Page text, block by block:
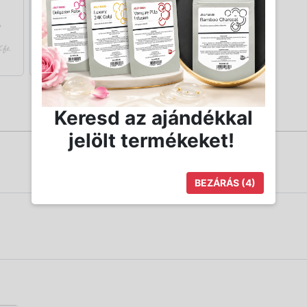
Keresd az ajándékkal
jelölt termékeket!
BEZÁRÁS (4)